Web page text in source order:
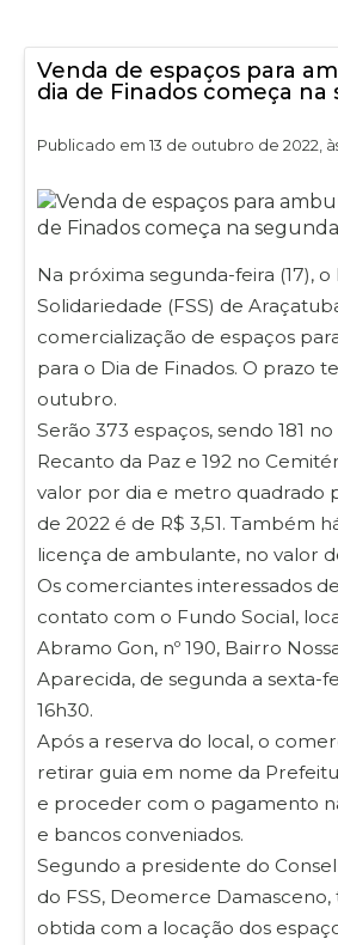
Venda de espaços para
dia de Finados começa na
Publicado em 13 de outubro de 2022, às
Na próxima segunda-feira (17),
Solidariedade (FSS) de
comercialização de espaços
para o Dia de Finados. O prazo
outubro.
Serão 373 espaços, sendo 181
Recanto da Paz e 192 no
valor por dia e metro quadrado
de 2022 é de R$ 3,51. Também
licença de ambulante, no valor
Os comerciantes interessados
contato com o Fundo Social,
Abramo Gon, nº 190, Bairro
Aparecida, de segunda a sexta-
16h30.
Após a reserva do local, o
retirar guia em nome da
e proceder com o pagamento
e bancos conveniados.
Segundo a presidente do
do FSS, Deomerce Damasceno,
obtida com a locação dos